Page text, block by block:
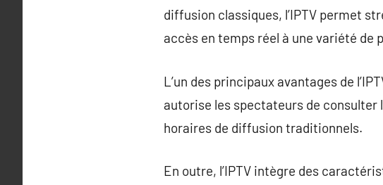
diffusion classiques, l’IPTV permet
accès en temps réel à une variété de
L’un des principaux avantages de
autorise les spectateurs de consulter
horaires de diffusion traditionnels.
En outre, l’IPTV intègre des